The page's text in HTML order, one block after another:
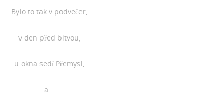
Bylo to tak v podvečer,
v den před bitvou,
u okna sedí Přemysl,
a...